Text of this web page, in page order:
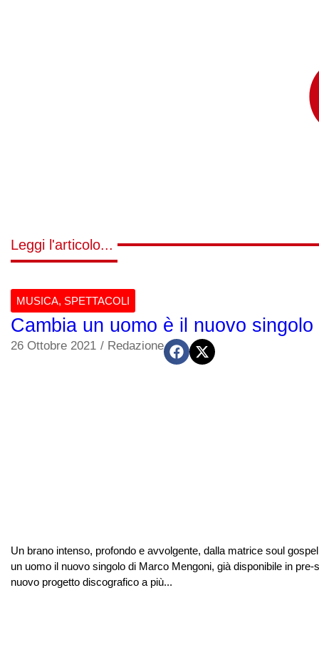
Leggi l'articolo...
MUSICA, SPETTACOLI
Cambia un uomo è il nuovo
26 Ottobre 2021 / Redazione
Un brano intenso, profondo e avvolgente, dalla matrice soul
un uomo il nuovo singolo di Marco Mengoni, già disponibile in
nuovo progetto discografico a più...